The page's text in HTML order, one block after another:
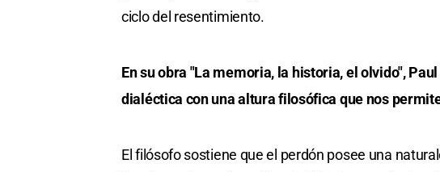
ciclo del resentimiento.
En su obra "La memoria, la historia, el olvido",
dialéctica con una altura filosófica que nos
El filósofo sostiene que el perdón posee una